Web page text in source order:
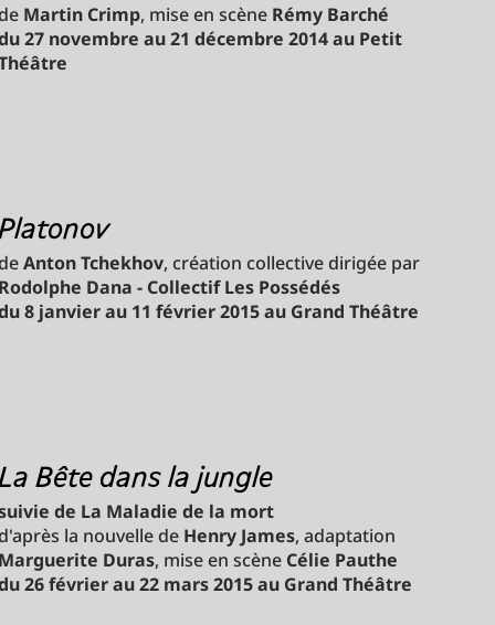
Martin Crimp, mise en scène Rémy Barché
27 novembre au 21 décembre 2014 au Petit
Anton Tchekhov, création collective dirigée par
Rodolphe Dana - Collectif Les Possédés
8 janvier au 11 février 2015 au Grand Théâtre
Bête dans la jungle
de La Maladie de la mort
la nouvelle de Henry James, adaptation
Marguerite Duras, mise en scène Célie Pauthe
26 février au 22 mars 2015 au Grand Théâtre